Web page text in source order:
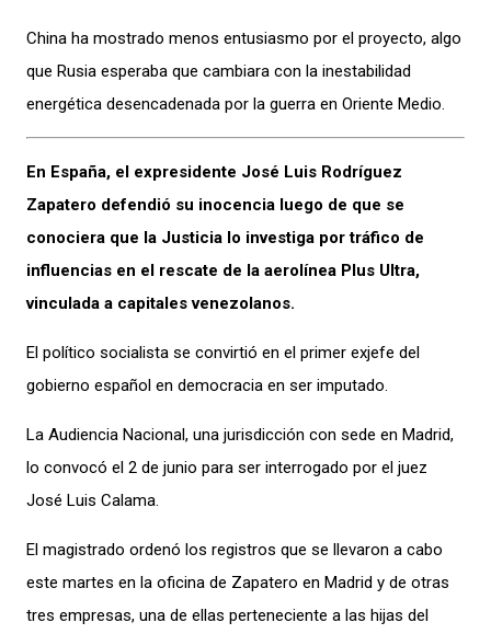
China ha mostrado menos entusiasmo por el proyecto, algo
que Rusia esperaba que cambiara con la inestabilidad
energética desencadenada por la guerra en Oriente Medio.
En España, el expresidente José Luis Rodríguez
Zapatero defendió su inocencia luego de que se
conociera que la Justicia lo investiga por tráfico de
influencias en el rescate de la aerolínea Plus Ultra,
vinculada a capitales venezolanos.
El político socialista se convirtió en el primer exjefe del
gobierno español en democracia en ser imputado.
La Audiencia Nacional, una jurisdicción con sede en Madrid,
lo convocó el 2 de junio para ser interrogado por el juez
José Luis Calama.
El magistrado ordenó los registros que se llevaron a cabo
este martes en la oficina de Zapatero en Madrid y de otras
tres empresas, una de ellas perteneciente a las hijas del